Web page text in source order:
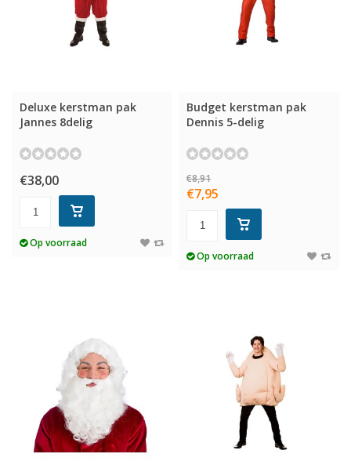
Deluxe kerstman pak
Jannes 8delig
€38,00
Op voorraad
Budget kerstman pak
Dennis 5-delig
€8,91
€7,95
Op voorraad